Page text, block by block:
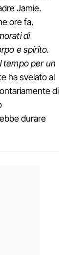
Jamie.
ore fa,
di
e spirito.
tempo per un
ha svelato al
di
durare